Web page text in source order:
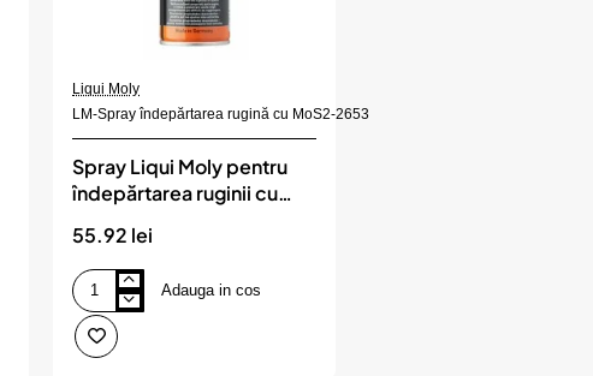
Liqui Moly
LM-Spray îndepărtarea rugină cu MoS2-2653
Spray Liqui Moly pentru
îndepărtarea ruginii cu
55.92 lei
Spray
Liqui
Moly
pentru
Adauga in cos